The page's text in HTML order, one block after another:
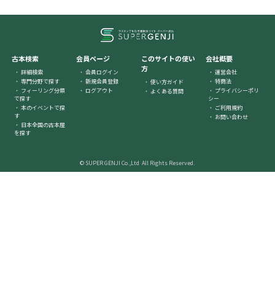
古本検索
詳細検索
専門分野で探す
フィーリング分類
で探す
本のイベントで探
す
日本全国の古本屋
を探す
会員ページ
会員ログイン
新規会員登録
ログアウト
このサイトの使い
方
使い方ガイド
よくある質問
会社概要
運営会社
特商法
プライバシーポリ
シー
ご利用規約
お問い合わせ
© SUPER GENJI Co.,Ltd All Rights Reserved.